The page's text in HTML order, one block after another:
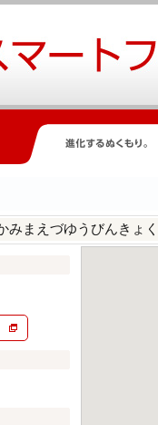
みまえづゆうびんきょ